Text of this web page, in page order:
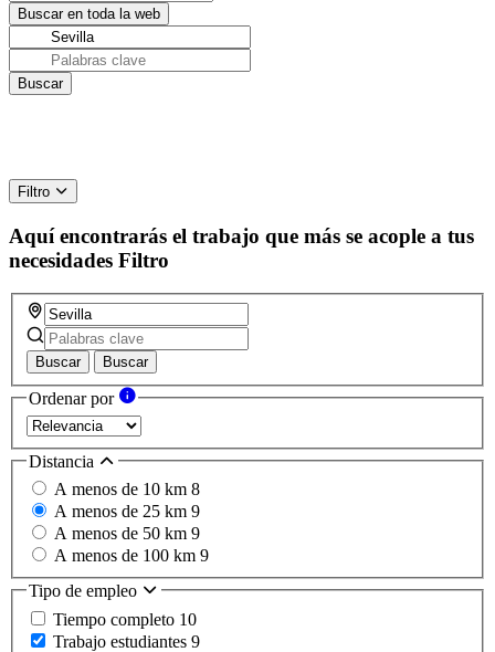
Filtro
Aquí encontrarás el trabajo que más se acople a tus
necesidades Filtro
Buscar Buscar
Ordenar por
Distancia
A menos de 10 km 8
A menos de 25 km 9
A menos de 50 km 9
A menos de 100 km 9
Tipo de empleo
Tiempo completo 10
Trabajo estudiantes 9